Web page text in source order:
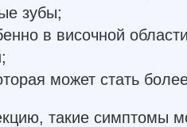
зубы;
в височной
может стать
такие симптомы